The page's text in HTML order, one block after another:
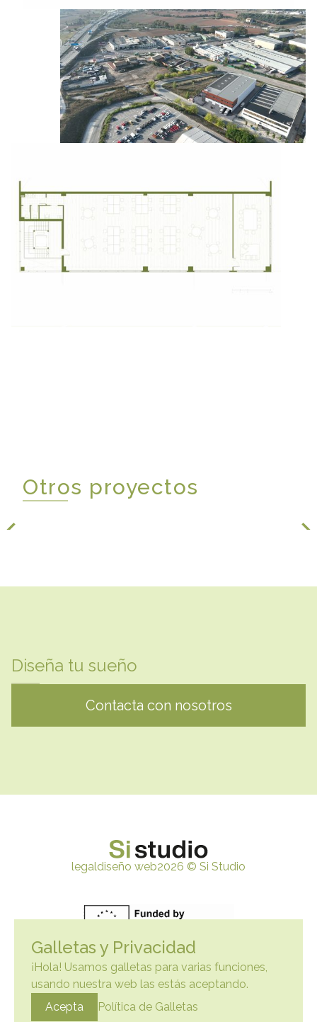
Otros proyectos
Diseña tu sueño
Contacta con nosotros
legaldiseño web2026 © Si Studio
Lenguaje:es
Galletas y Privacidad
¡Hola! Usamos galletas para varias funciones,
usando nuestra web las estás aceptando.
Acepta
Política de Galletas